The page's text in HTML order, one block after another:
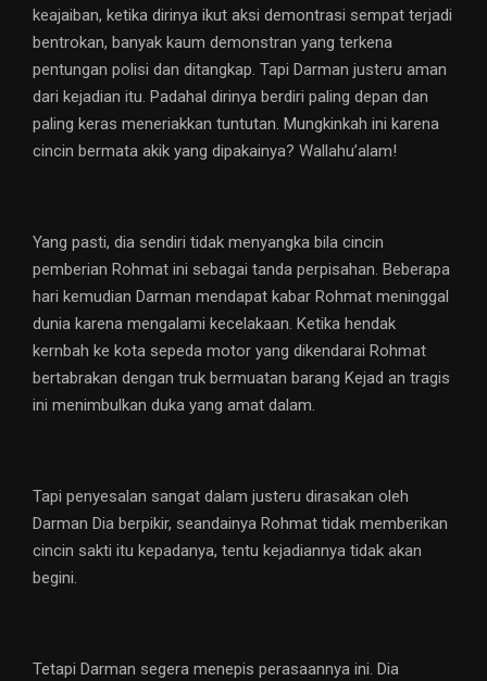
keajaiban, ketika dirinya ikut aksi demontrasi sempat terjadi
bentrokan, banyak kaum demonstran yang terkena
pentungan polisi dan ditangkap. Tapi Darman justeru aman
dari kejadian itu. Padahal dirinya berdiri paling depan dan
paling keras meneriakkan tuntutan. Mungkinkah ini karena
cincin bermata akik yang dipakainya? Wallahu’alam!
Yang pasti, dia sendiri tidak menyangka bila cincin
pemberian Rohmat ini sebagai tanda perpisahan. Beberapa
hari kemudian Darman mendapat kabar Rohmat meninggal
dunia karena mengalami kecelakaan. Ketika hendak
kernbah ke kota sepeda motor yang dikendarai Rohmat
bertabrakan dengan truk bermuatan barang Kejad an tragis
ini menimbulkan duka yang amat dalam.
Tapi penyesalan sangat dalam justeru dirasakan oleh
Darman Dia berpikir, seandainya Rohmat tidak memberikan
cincin sakti itu kepadanya, tentu kejadiannya tidak akan
begini.
Tetapi Darman segera menepis perasaannya ini. Dia